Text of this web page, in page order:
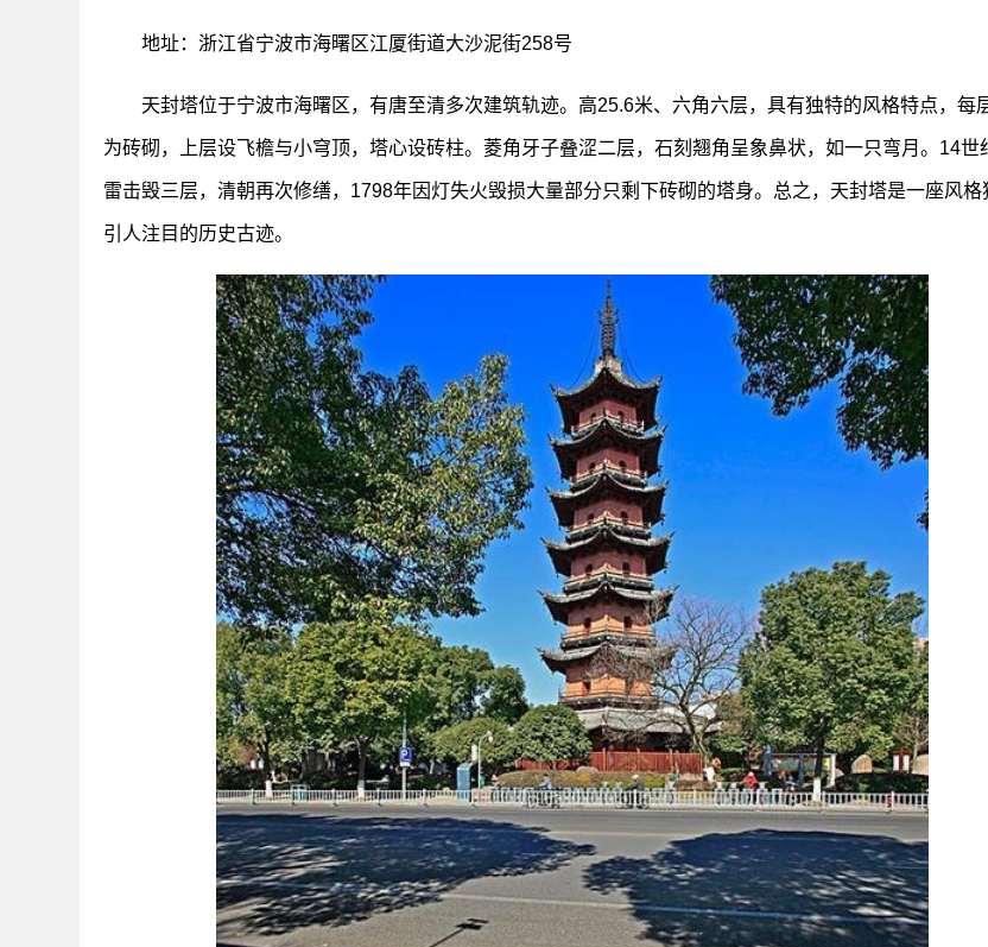
地址：浙江省宁波市海曙区江厦街道大沙泥街258号
天封塔位于宁波市海曙区，有唐至清多次建筑轨迹。高25.6米、六角六层，具有独特的风格特点，每
为砖砌，上层设飞檐与小穹顶，塔心设砖柱。菱角牙子叠涩二层，石刻翘角呈象鼻状，如一只弯月。14世
雷击毁三层，清朝再次修缮，1798年因灯失火毁损大量部分只剩下砖砌的塔身。总之，天封塔是一座风格
引人注目的历史古迹。